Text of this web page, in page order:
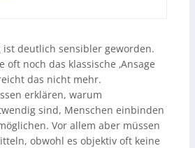
ist deutlich sensibler geworden.
noch das klassische ‚Ansage
das nicht mehr.
erklären, warum
sind, Menschen einbinden
Vor allem aber müssen
obwohl es objektiv oft keine